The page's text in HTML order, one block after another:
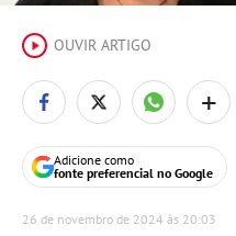
OUVIR ARTIGO
Adicione como
fonte preferencial no Google
+
26 de novembro de 2024 às 20:03